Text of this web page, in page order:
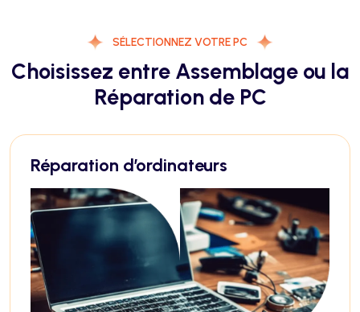
SÉLECTIONNEZ VOTRE PC
Choisissez entre Assemblage ou la
Réparation de PC
Réparation d’ordinateurs